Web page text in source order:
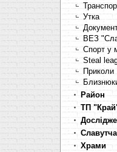
Утка
ВЕЗ
Спорт у
Steal
Приколи
Район
ТП
Храми